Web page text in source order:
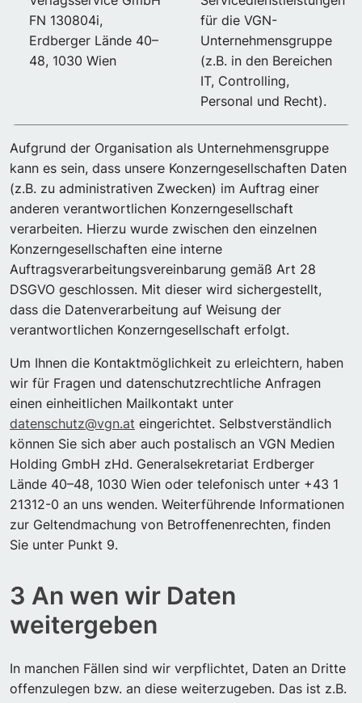
FN 130804i,
Erdberger Lände 40–
48, 1030 Wien
für die VGN-
Unternehmensgruppe
(z.B. in den Bereichen
IT, Controlling,
Personal und Recht).
Aufgrund der Organisation als Unternehmensgruppe
kann es sein, dass unsere Konzerngesellschaften Daten
(z.B. zu administrativen Zwecken) im Auftrag einer
anderen verantwortlichen Konzerngesellschaft
verarbeiten. Hierzu wurde zwischen den einzelnen
Konzerngesellschaften eine interne
Auftragsverarbeitungsvereinbarung gemäß Art 28
DSGVO geschlossen. Mit dieser wird sichergestellt,
dass die Datenverarbeitung auf Weisung der
verantwortlichen Konzerngesellschaft erfolgt.
Um Ihnen die Kontaktmöglichkeit zu erleichtern, haben
wir für Fragen und datenschutzrechtliche Anfragen
einen einheitlichen Mailkontakt unter
datenschutz@vgn.at eingerichtet. Selbstverständlich
können Sie sich aber auch postalisch an VGN Medien
Holding GmbH zHd. Generalsekretariat Erdberger
Lände 40–48, 1030 Wien oder telefonisch unter +43 1
21312-0 an uns wenden. Weiterführende Informationen
zur Geltendmachung von Betroffenenrechten, finden
Sie unter Punkt 9.
3 An wen wir Daten
weitergeben
In manchen Fällen sind wir verpflichtet, Daten an Dritte
offenzulegen bzw. an diese weiterzugeben. Das ist z.B.